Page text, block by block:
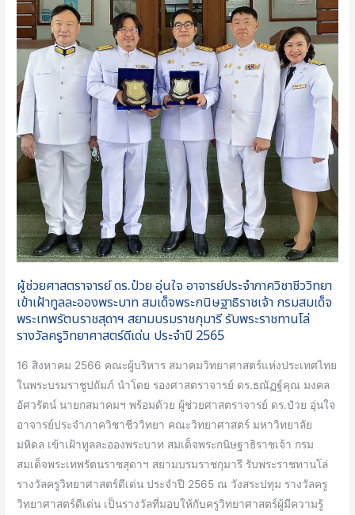
ผู้ช่วยศาสตราจารย์ ดร.ป๋วย อุ่นใจ อาจารย์ประจำภาควิชาชีววิทยา
เข้าเฝ้าทูลละอองพระบาท สมเด็จพระกนิษฐาธิราชเจ้า กรมสมเด็จ
พระเทพรัตนราชสุดาฯ สยามบรมราชกุมารี รับพระราชทานโล่
รางวัลครูวิทยาศาสตร์ดีเด่น ประจำปี 2565
16 สิงหาคม 2566 คณะผู้บริหาร สมาคมวิทยาศาสตร์แห่งประเทศไทย
ในพระบรมราชูปถัมภ์ นำโดย รองศาสตราจารย์ ดร.ธณัฏฐ์คุณ มงคล
อัศวรัตน์ นายกสมาคมฯ พร้อมด้วย ผู้ช่วยศาสตราจารย์ ดร.ป๋วย อุ่นใจ
อาจารย์ประจำภาควิชาชีววิทยา คณะวิทยาศาสตร์ มหาวิทยาลัย
มหิดล เข้าเฝ้าทูลละอองพระบาท สมเด็จพระกนิษฐาธิราชเจ้า กรม
สมเด็จพระเทพรัตนราชสุดาฯ สยามบรมราชกุมารี รับพระราชทานโล่
รางวัลครูวิทยาศาสตร์ดีเด่น ประจำปี 2565 ณ วังสระปทุม รางวัลครู
วิทยาศาสตร์ดีเด่น เป็นรางวัลที่มอบให้กับครูวิทยาศาสตร์ผู้มีความรู้
ดร.ป๋วย
อุ่น
ใจ
อาจารย์
ประจำ
ภาค
วิชา
ชีววิทยา
เข้า
เฝ้า
ทูล
ละออง
พระบาท
สมเด็จ
พระ
กนิษฐา
ธิ
ราช
เจ้า
กรม
สมเด็จ
พระ
เทพ
รัตน
ราช
สุ